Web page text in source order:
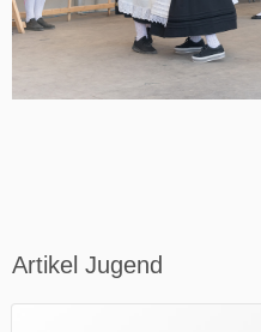
Artikel Jugend